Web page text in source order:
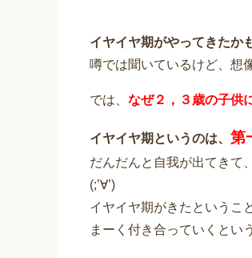
イヤイヤ期がやってきたか
噂では聞いているけど、想
では、 なぜ２，３歳の子供
イヤイヤ期というのは、 第
だんだんと自我が出てきて
(;’∀’)
イヤイヤ期がきたというこ
まーく付き合っていくとい